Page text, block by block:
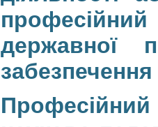
державної
забезпечення